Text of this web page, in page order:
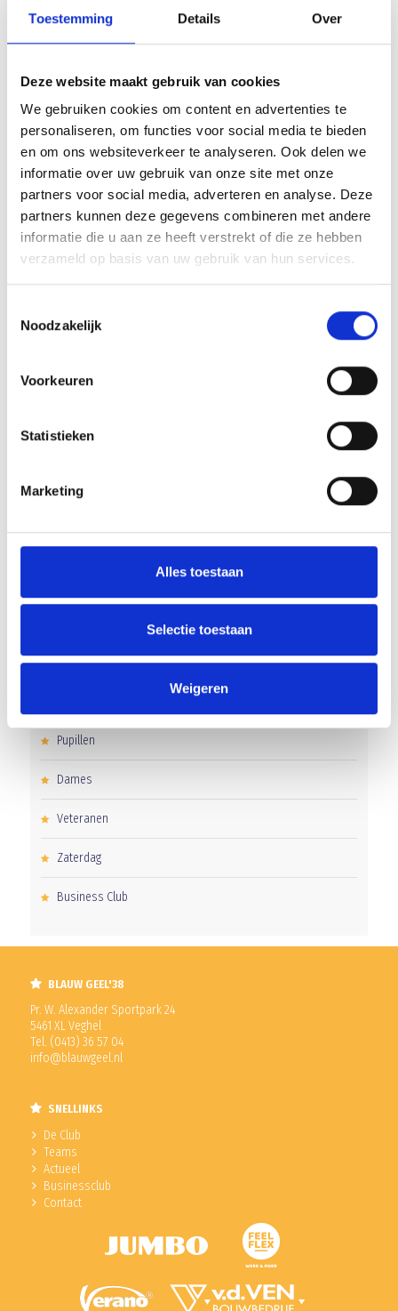
Toestemming Details Over
Deze website maakt gebruik van cookies
We gebruiken cookies om content en advertenties te
personaliseren, om functies voor social media te bieden
en om ons websiteverkeer te analyseren. Ook delen we
informatie over uw gebruik van onze site met onze
partners voor social media, adverteren en analyse. Deze
partners kunnen deze gegevens combineren met andere
informatie die u aan ze heeft verstrekt of die ze hebben
verzameld op basis van uw gebruik van hun services.
Noodzakelijk
Voorkeuren
Statistieken
Marketing
Alles toestaan
Selectie toestaan
Weigeren
AANMELDEN LID
‘Méér kansen voor de eigen jeugd’
Groot onderhoud op ons sportpark
Uitnodiging voor de EXTRA Algemene Ledenvergadering
Senioren
Pupillen
Dames
Veteranen
Zaterdag
Business Club
BLAUW GEEL'38
Pr. W. Alexander Sportpark 24
5461 XL Veghel
Tel. (0413) 36 57 04
info@blauwgeel.nl
SNELLINKS
De Club
Teams
Actueel
Businessclub
Contact